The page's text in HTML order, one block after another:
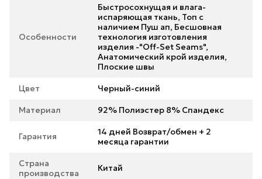
Особенности
Быстросохнущая и влага-
испаряющая ткань, Топ с
наличием Пуш ап, Бесшовная
технология изготовления
изделия -"Off-Set Seams",
Анатомический крой изделия,
Плоские швы
Цвет Черный-синий
Материал 92% Полиэстер 8% Спандекс
Гарантия
14 дней Возврат/обмен + 2
месяца гарантии
Страна
производства
Китай